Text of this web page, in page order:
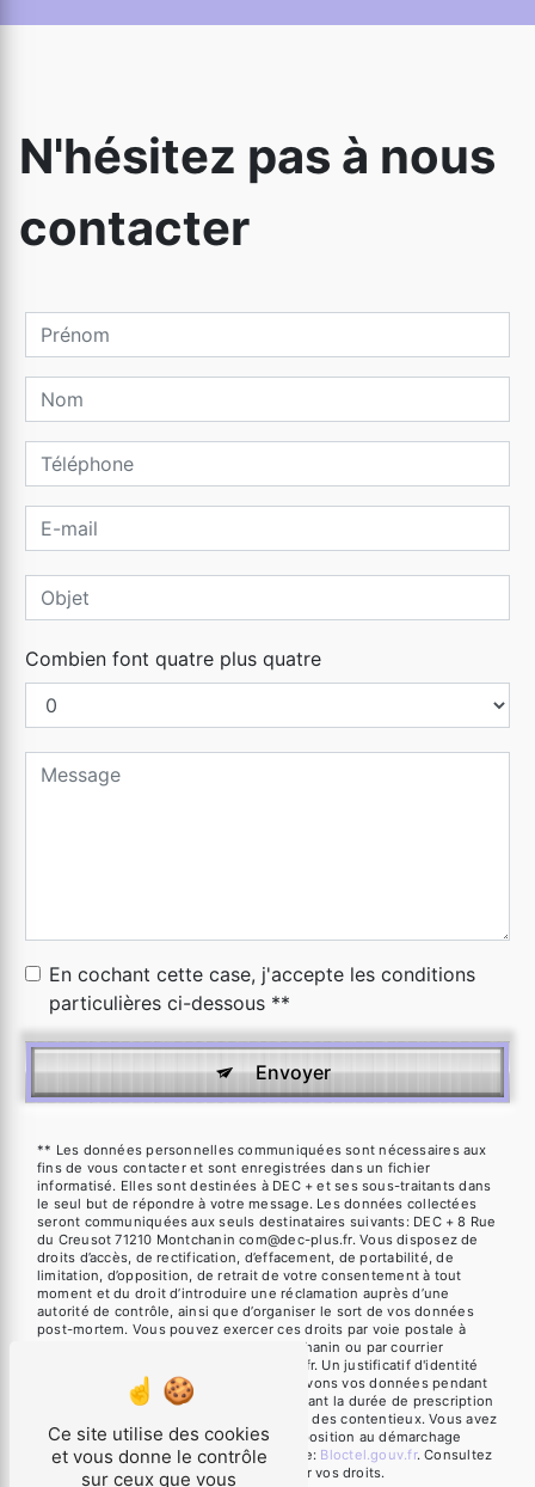
N'hésitez pas à nous
contacter
Combien font quatre plus quatre
En cochant cette case, j'accepte les conditions
particulières ci-dessous **
Envoyer
** Les données personnelles communiquées sont nécessaires aux
fins de vous contacter et sont enregistrées dans un fichier
informatisé. Elles sont destinées à DEC + et ses sous-traitants dans
le seul but de répondre à votre message. Les données collectées
seront communiquées aux seuls destinataires suivants: DEC + 8 Rue
du Creusot 71210 Montchanin com@dec-plus.fr. Vous disposez de
droits d’accès, de rectification, d’effacement, de portabilité, de
limitation, d’opposition, de retrait de votre consentement à tout
moment et du droit d’introduire une réclamation auprès d’une
autorité de contrôle, ainsi que d’organiser le sort de vos données
post-mortem. Vous pouvez exercer ces droits par voie postale à
l'adresse 8 Rue du Creusot 71210 Montchanin ou par courrier
électronique à l'adresse com@dec-plus.fr. Un justificatif d'identité
pourra vous être demandé. Nous conservons vos données pendant
la période de prise de contact puis pendant la durée de prescription
légale aux fins probatoires et de gestion des contentieux. Vous avez
le droit de vous inscrire sur la liste d'opposition au démarchage
téléphonique, disponible à cette adresse: Bloctel.gouv.fr. Consultez
le site cnil.fr pour plus d’informations sur vos droits.
Ce site utilise des cookies
et vous donne le contrôle
sur ceux que vous